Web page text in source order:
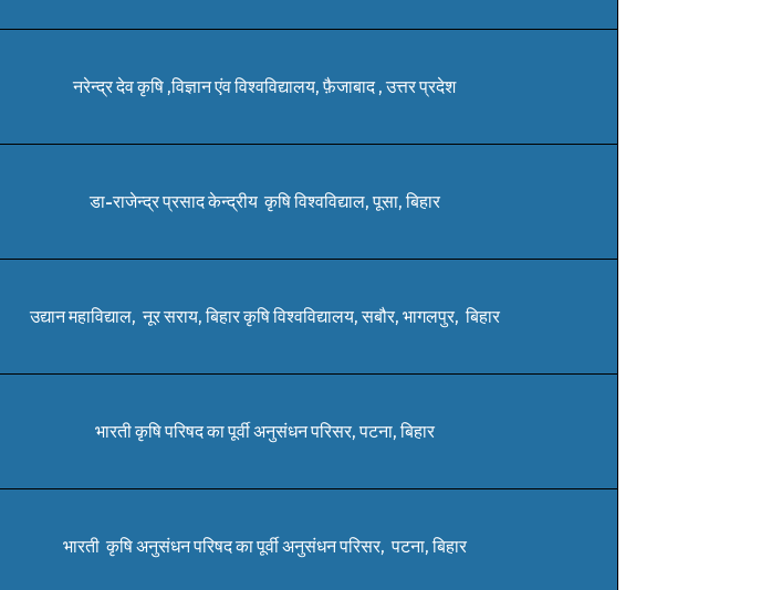
नरेन्द्र देव कृषि ,विज्ञान एंव विश्वविद्यालय, फ़ैजाबाद , उत्तर प्रदेश
डा-राजेन्द्र प्रसाद केन्द्रीय कृषि विश्वविद्याल, पूसा, बिहार
उद्यान महाविद्याल, नूर सराय, बिहार कृषि विश्वविद्यालय, सबौर, भागलपुर, बिहार
भारती कृषि परिषद का पूर्वी अनुसंधन परिसर, पटना, बिहार
भारती कृषि अनुसंधन परिषद का पूर्वी अनुसंधन परिसर, पटना, बिहार